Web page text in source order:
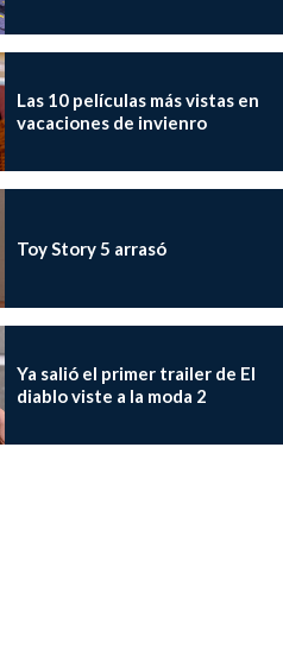
Las 10 películas más vistas en
vacaciones de invienro
Toy Story 5 arrasó
Ya salió el primer trailer de El
diablo viste a la moda 2